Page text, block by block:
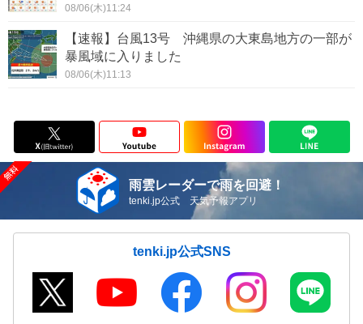
08/06(木)11:24
【速報】台風13号 沖縄県の大東島地方の一部が
暴風域に入りました
08/06(木)11:13
雨雲レーダーで雨を回避！
tenki.jp公式 天気予報アプリ
tenki.jp公式SNS